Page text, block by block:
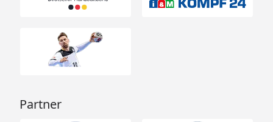
Skan Holz Gartenhaus Como 1/2/3
Technische Daten
Montageanleitung
Partner